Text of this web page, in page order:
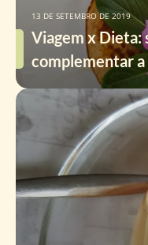
Viagem x Dieta:
complementar
13 DE SETEMBRO DE 2019